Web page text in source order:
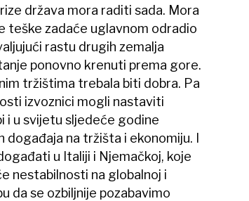
država mora raditi sada. Mora
zadaće uglavnom odradio
rastu drugih zemalja
ponovno krenuti prema gore.
tržištima trebala biti dobra. Pa
izvoznici mogli nastaviti
i u svijetu sljedeće godine
na tržišta i ekonomiju. I
u Italiji i Njemačkoj, koje
nestabilnosti na globalnoj i
da se ozbiljnije pozabavimo